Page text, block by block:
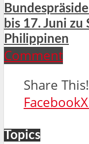
bis 17. Juni zu
Philippinen
Comment
Share This!
FacebookX
Topics